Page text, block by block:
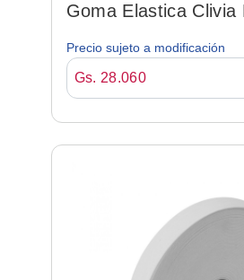
Goma Elastica Clivia
Precio sujeto a modificación
Gs. 28.060